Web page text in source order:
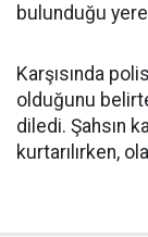
bulunduğu
Karşısında
olduğunu
diledi. Şahsın
kurtarılırken,